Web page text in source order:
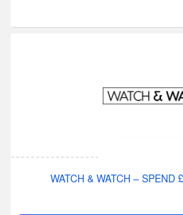
WATCH & WATCH – SPEND